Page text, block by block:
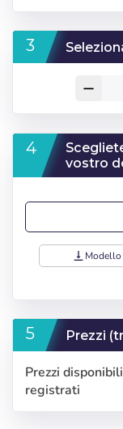
remove
vostro
vertical_align_bottom Modello
Prezzi
Prezzi
registrati